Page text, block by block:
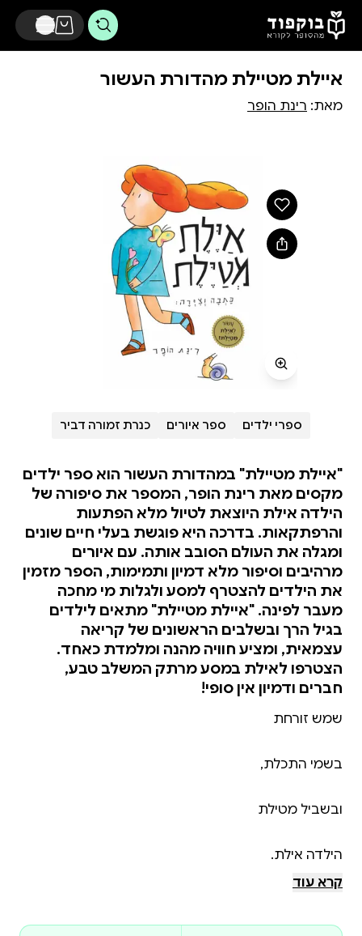
דלג לתוכן הראשי
איילת מטיילת מהדורת העשור
מאת: רינת הופר
ספרי ילדים ספר איורים כנרת זמורה דביר
"איילת מטיילת" במהדורת העשור הוא ספר ילדים
מקסים מאת רינת הופר, המספר את סיפורה של
הילדה אילת היוצאת לטיול מלא הפתעות
והרפתקאות. בדרכה היא פוגשת בעלי חיים שונים
ומגלה את העולם הסובב אותה. עם איורים
מרהיבים וסיפור מלא דמיון ותמימות, הספר מזמין
את הילדים להצטרף למסע ולגלות מי מחכה
מעבר לפינה. "איילת מטיילת" מתאים לילדים
בגיל הרך ובשלבים הראשונים של קריאה
עצמאית, ומציע חוויה מהנה ומלמדת כאחד.
הצטרפו לאילת במסע מרתק המשלב טבע,
חברים ודמיון אין סופי!
קרא עוד